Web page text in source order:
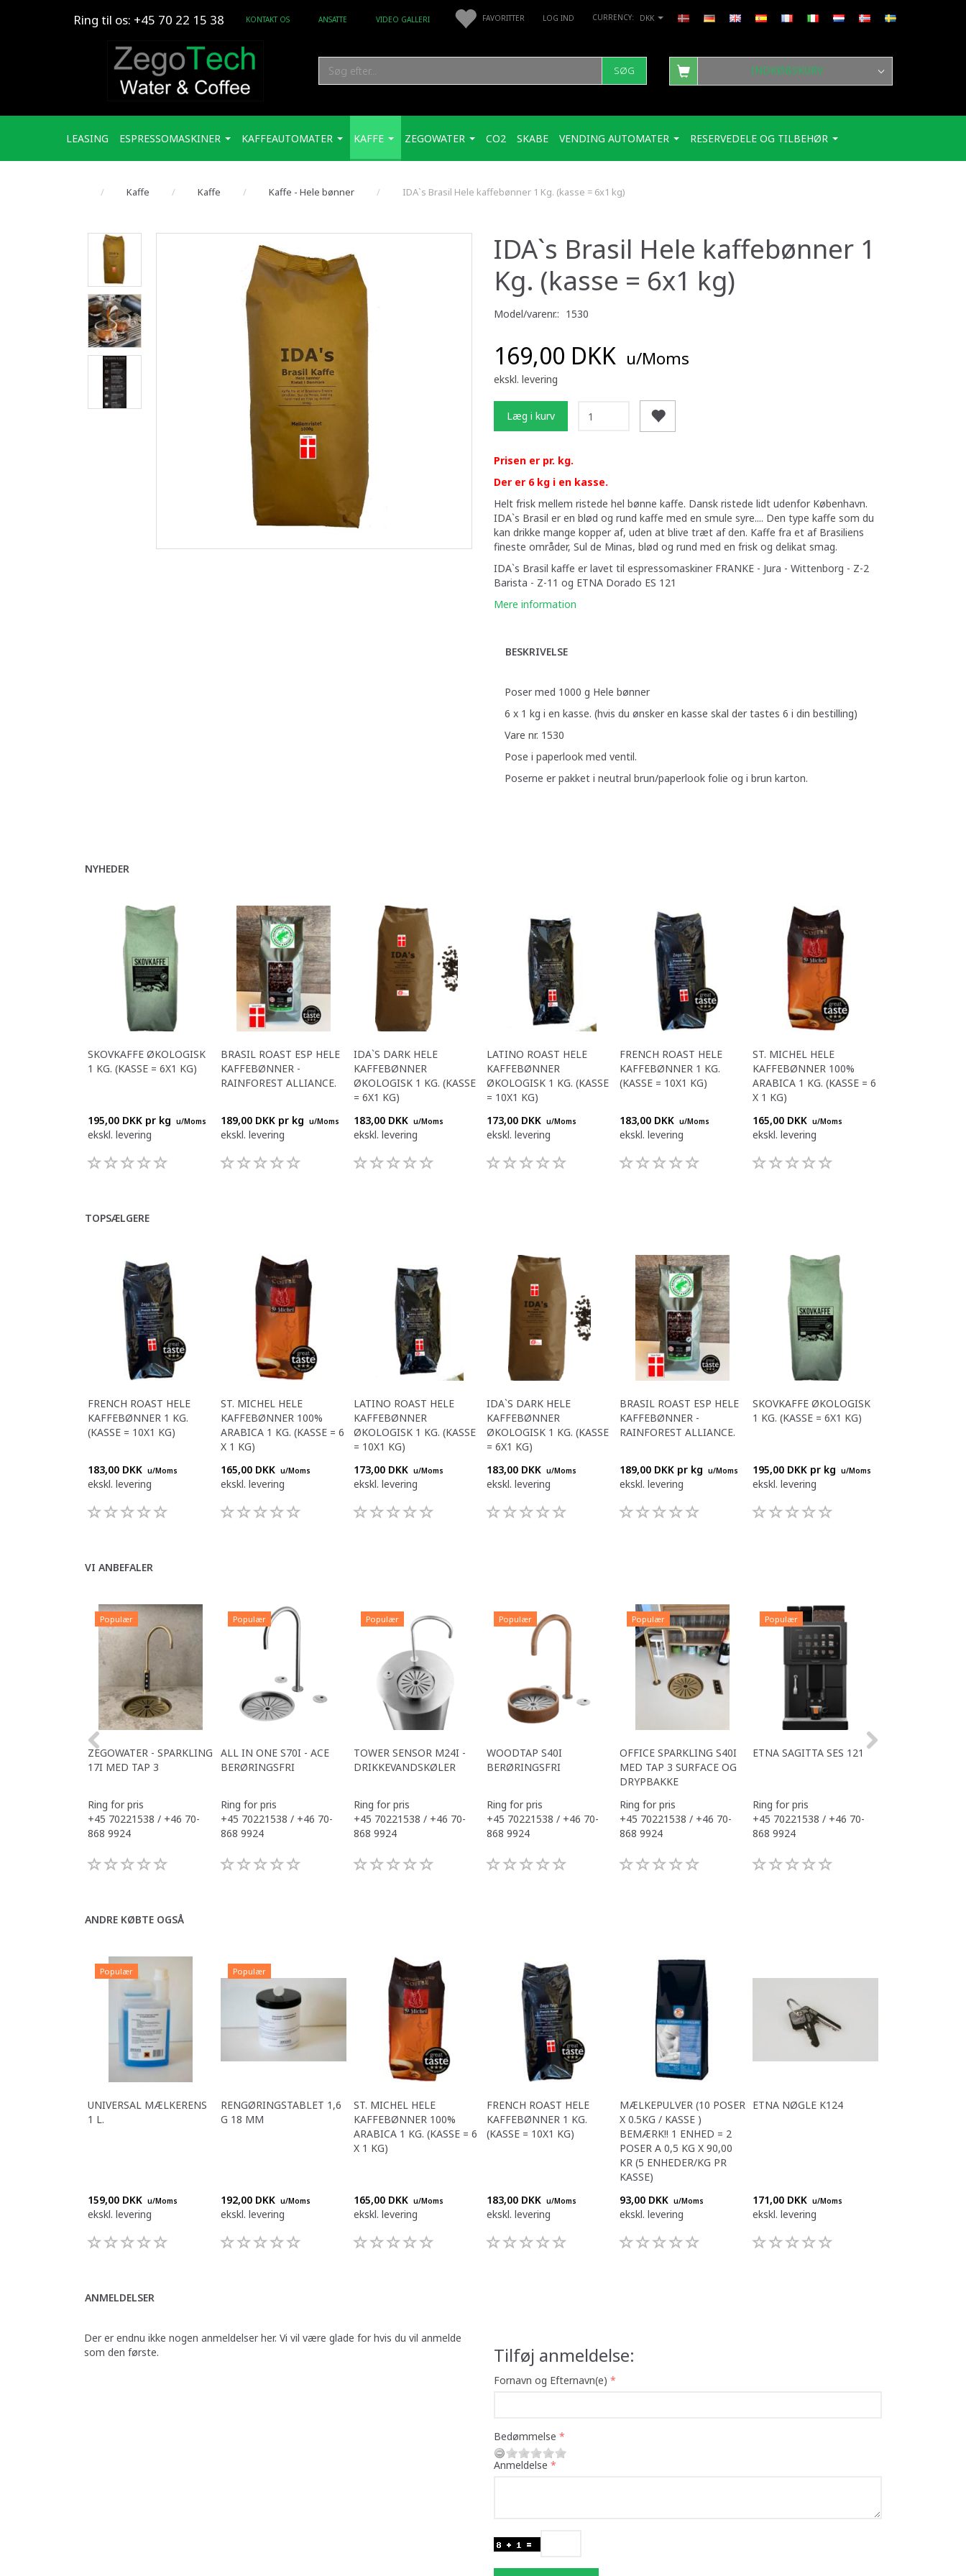
DKK
FAVORITTER LOG IND
Ring til os: +45 70 22 15 38 KONTAKT OS ANSATTE VIDEO GALLERI
SØG INDKØBSKURV
LEASING ESPRESSOMASKINER KAFFEAUTOMATER KAFFE ZEGOWATER CO2 SKABE VENDING AUTOMATER RESERVEDELE OG TILBEHØR
Kaffe Kaffe Kaffe - Hele bønner IDA`s Brasil Hele kaffebønner 1 Kg. (kasse = 6x1 kg)
IDA`s Brasil Hele kaffebønner 1
Kg. (kasse = 6x1 kg)
Model/varenr.: 1530
169,00 DKK u/Moms
ekskl. levering
Læg i kurv
Prisen er pr. kg.
Der er 6 kg i en kasse.
Helt frisk mellem ristede hel bønne kaffe. Dansk ristede lidt udenfor København.
IDA`s Brasil er en blød og rund kaffe med en smule syre.... Den type kaffe som du
kan drikke mange kopper af, uden at blive træt af den. Kaffe fra et af Brasiliens
fineste områder, Sul de Minas, blød og rund med en frisk og delikat smag.
IDA`s Brasil kaffe er lavet til espressomaskiner FRANKE - Jura - Wittenborg - Z-2
Barista - Z-11 og ETNA Dorado ES 121
Mere information
BESKRIVELSE
Poser med 1000 g Hele bønner
6 x 1 kg i en kasse. (hvis du ønsker en kasse skal der tastes 6 i din bestilling)
Vare nr. 1530
Pose i paperlook med ventil.
Poserne er pakket i neutral brun/paperlook folie og i brun karton.
NYHEDER
SKOVKAFFE ØKOLOGISK
1 KG. (KASSE = 6X1 KG)
195,00 DKK pr kg u/Moms
ekskl. levering
BRASIL ROAST ESP HELE
KAFFEBØNNER -
RAINFOREST ALLIANCE.
189,00 DKK pr kg u/Moms
ekskl. levering
IDA`S DARK HELE
KAFFEBØNNER
ØKOLOGISK 1 KG. (KASSE
= 6X1 KG)
183,00 DKK u/Moms
ekskl. levering
LATINO ROAST HELE
KAFFEBØNNER
ØKOLOGISK 1 KG. (KASSE
= 10X1 KG)
173,00 DKK u/Moms
ekskl. levering
FRENCH ROAST HELE
KAFFEBØNNER 1 KG.
(KASSE = 10X1 KG)
183,00 DKK u/Moms
ekskl. levering
ST. MICHEL HELE
KAFFEBØNNER 100%
ARABICA 1 KG. (KASSE = 6
X 1 KG)
165,00 DKK u/Moms
ekskl. levering
TOPSÆLGERE
FRENCH ROAST HELE
KAFFEBØNNER 1 KG.
(KASSE = 10X1 KG)
183,00 DKK u/Moms
ekskl. levering
ST. MICHEL HELE
KAFFEBØNNER 100%
ARABICA 1 KG. (KASSE = 6
X 1 KG)
165,00 DKK u/Moms
ekskl. levering
LATINO ROAST HELE
KAFFEBØNNER
ØKOLOGISK 1 KG. (KASSE
= 10X1 KG)
173,00 DKK u/Moms
ekskl. levering
IDA`S DARK HELE
KAFFEBØNNER
ØKOLOGISK 1 KG. (KASSE
= 6X1 KG)
183,00 DKK u/Moms
ekskl. levering
BRASIL ROAST ESP HELE
KAFFEBØNNER -
RAINFOREST ALLIANCE.
189,00 DKK pr kg u/Moms
ekskl. levering
SKOVKAFFE ØKOLOGISK
1 KG. (KASSE = 6X1 KG)
195,00 DKK pr kg u/Moms
ekskl. levering
VI ANBEFALER
Populær
ZEGOWATER - SPARKLING
17I MED TAP 3
Ring for pris
+45 70221538 / +46 70-
868 9924
Populær
ALL IN ONE S70I - ACE
BERØRINGSFRI
Ring for pris
+45 70221538 / +46 70-
868 9924
Populær
TOWER SENSOR M24I -
DRIKKEVANDSKØLER
Ring for pris
+45 70221538 / +46 70-
868 9924
Populær
WOODTAP S40I
BERØRINGSFRI
Ring for pris
+45 70221538 / +46 70-
868 9924
Populær
OFFICE SPARKLING S40I
MED TAP 3 SURFACE OG
DRYPBAKKE
Ring for pris
+45 70221538 / +46 70-
868 9924
Populær
ETNA SAGITTA SES 121
Ring for pris
+45 70221538 / +46 70-
868 9924
ANDRE KØBTE OGSÅ
Populær
UNIVERSAL MÆLKERENS
1 L.
159,00 DKK u/Moms
ekskl. levering
Populær
RENGØRINGSTABLET 1,6
G 18 MM
192,00 DKK u/Moms
ekskl. levering
ST. MICHEL HELE
KAFFEBØNNER 100%
ARABICA 1 KG. (KASSE = 6
X 1 KG)
165,00 DKK u/Moms
ekskl. levering
FRENCH ROAST HELE
KAFFEBØNNER 1 KG.
(KASSE = 10X1 KG)
183,00 DKK u/Moms
ekskl. levering
MÆLKEPULVER (10 POSER
X 0.5KG / KASSE )
BEMÆRK!! 1 ENHED = 2
POSER A 0,5 KG X 90,00
KR (5 ENHEDER/KG PR
KASSE)
93,00 DKK u/Moms
ekskl. levering
ETNA NØGLE K124
171,00 DKK u/Moms
ekskl. levering
ANMELDELSER
Der er endnu ikke nogen anmeldelser her. Vi vil være glade for hvis du vil anmelde
som den første.
Tilføj anmeldelse:
Fornavn og Efternavn(e)
Bedømmelse
Anmeldelse